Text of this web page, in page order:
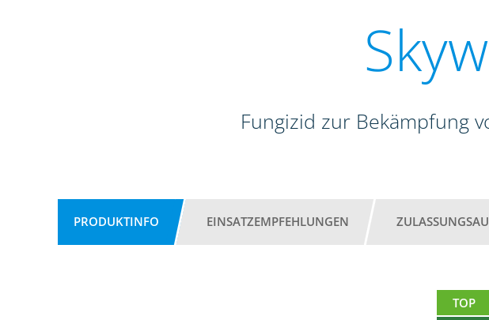
Fungizid zur Bekämpfung
PRODUKTINFO EINSATZEMPFEHLUNGEN
TOP